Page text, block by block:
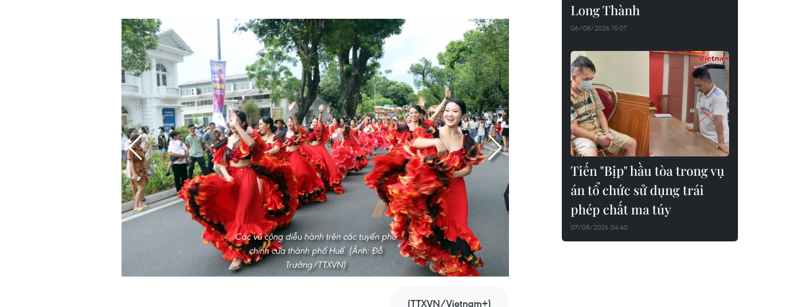
Các vũ công diễu hành trên các tuyến phố
chính của thành phố Huế. (Ảnh: Đỗ
Trưởng/TTXVN)
Tà áo dài Việt Nam trên các tuyến phố
(TTXVN/Vietnam+)
Long Thành
06/08/2026 15:07
Tiến "Bịp" hầu tòa trong vụ
án tổ chức sử dụng trái
phép chất ma túy
07/08/2026 04:40